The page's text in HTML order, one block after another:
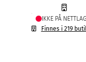
IKKE PÅ
Finnes i 219